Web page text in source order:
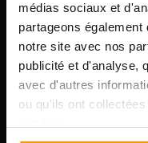
médias sociaux et
partageons
notre site avec nos
publicité et d'analyse,
avec d'autres
ou qu'ils ont
Code
numéro de TVA:
Adresse: Harju
Vesivärava tn 50-201,